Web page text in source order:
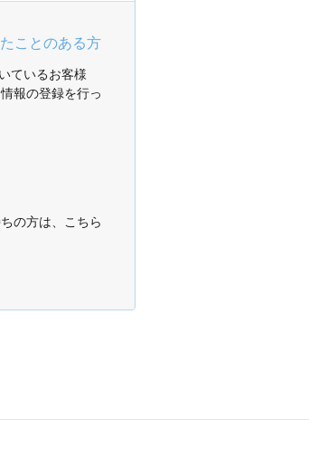
ことのある方
ているお客様
報の登録を行っ
の方は、こちら